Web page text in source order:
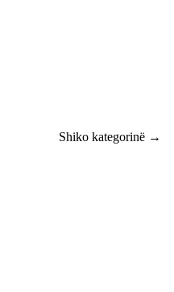
Shiko kategorinë →